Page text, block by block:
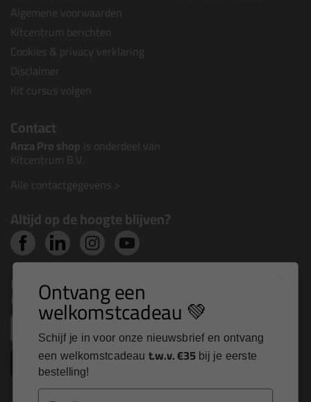
Algemene voorwaarden
Kitcentrum berichten
Cookies & privacy verklaring
Disclaimer
Kit cursus volgen
Contact
Anza Pro shop is onderdeel van
Kitcentrum B.V.
Alle contactgegevens >
Altijd op de hoogte blijven?
Nieuws, tips en exclusieve deals rechtstreeks in je
inbox
Inschrijven
Ontvang een
welkomstcadeau 💚
Schijf je in voor onze nieuwsbrief en ontvang
een welkomstcadeau t.w.v. €35 bij je eerste
bestelling!
Email